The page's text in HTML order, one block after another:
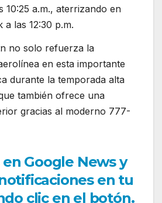
10:25 a.m., aterrizando en
a las 12:30 p.m.
no solo refuerza la
en esta importante
durante la temporada alta
también ofrece una
gracias al moderno 777-
Google News y
en tu
clic en el botón.